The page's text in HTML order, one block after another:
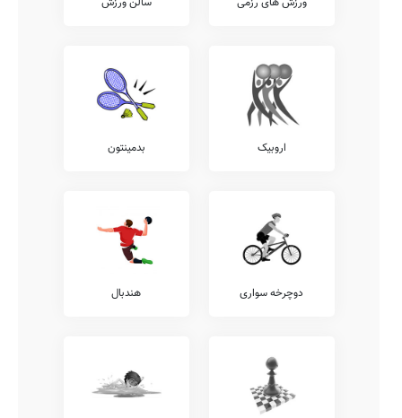
اروبیک بدمینتون
دوچرخه سواری هندبال